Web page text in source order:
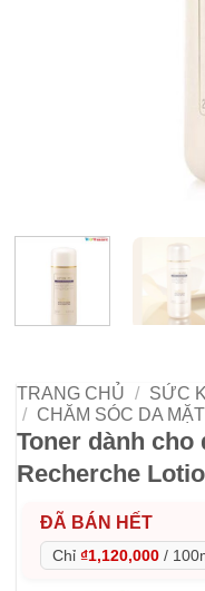
TRANG CHỦ / SỨC
/
CHĂM SÓC DA MẶT
Toner dành cho
Recherche
ĐÃ BÁN HẾT
Chỉ ₫1,120,000 /